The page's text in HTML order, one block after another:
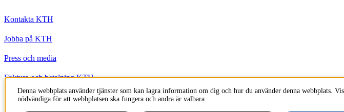
Kontakta KTH
Jobba på KTH
Press och media
Faktura och betalning KTH
Om KTH:s webbplatser
Denna webbplats använder tjänster som kan lagra information om dig och hur du använder denna webbplats.
nödvändiga för att webbplatsen ska fungera och andra är valbara.